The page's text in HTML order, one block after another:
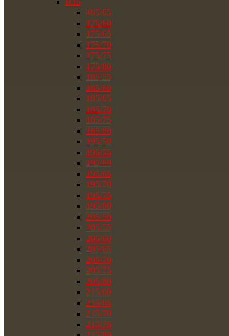
165/65
175/60
175/65
175/70
175/75
175/80
185/55
185/60
185/65
185/70
185/75
185/80
195/50
195/55
195/60
195/65
195/70
195/75
195/80
205/50
205/55
205/60
205/65
205/70
205/75
205/80
215/60
215/65
215/70
215/75